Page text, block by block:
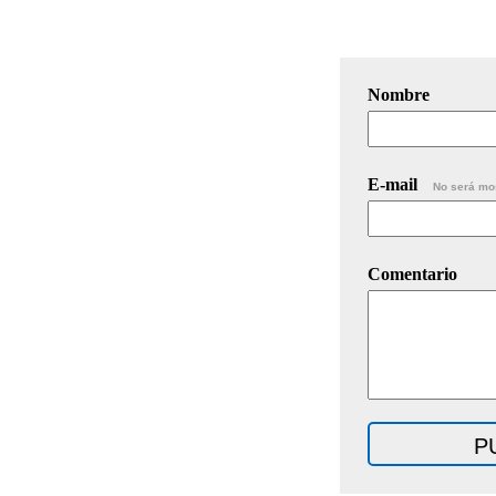
Nombre
E-mail No será
Comentario